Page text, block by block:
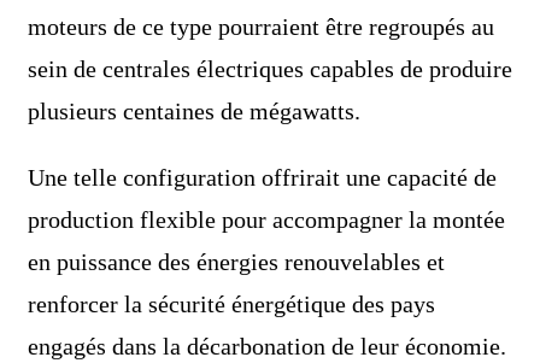
moteurs de ce type pourraient être regroupés au
sein de centrales électriques capables de produire
plusieurs centaines de mégawatts.
Une telle configuration offrirait une capacité de
production flexible pour accompagner la montée
en puissance des énergies renouvelables et
renforcer la sécurité énergétique des pays
engagés dans la décarbonation de leur économie.